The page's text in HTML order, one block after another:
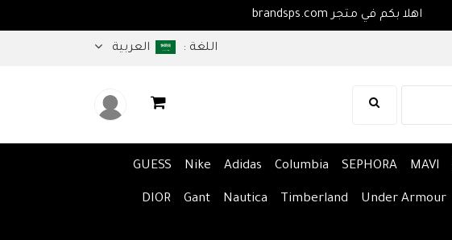
اهلا بكم في متجر brandsps.com
اللغة : العربية
MAVI
SEPHORA
Columbia
Adidas
Nike
GUESS
Under Armour
Timberland
Nautica
Gant
DIOR